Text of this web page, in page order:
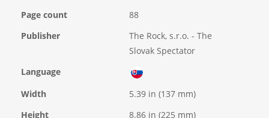
Page count
88
Publisher
The Rock, s.r.o. - The
Slovak Spectator
Language
Width
5.39 in (137 mm)
Height
8.86 in (225 mm)